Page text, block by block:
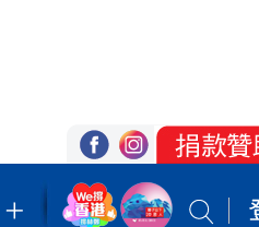
我們的立場 登記支持